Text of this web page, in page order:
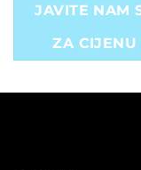
JAVITE NAM
ZA CIJENU